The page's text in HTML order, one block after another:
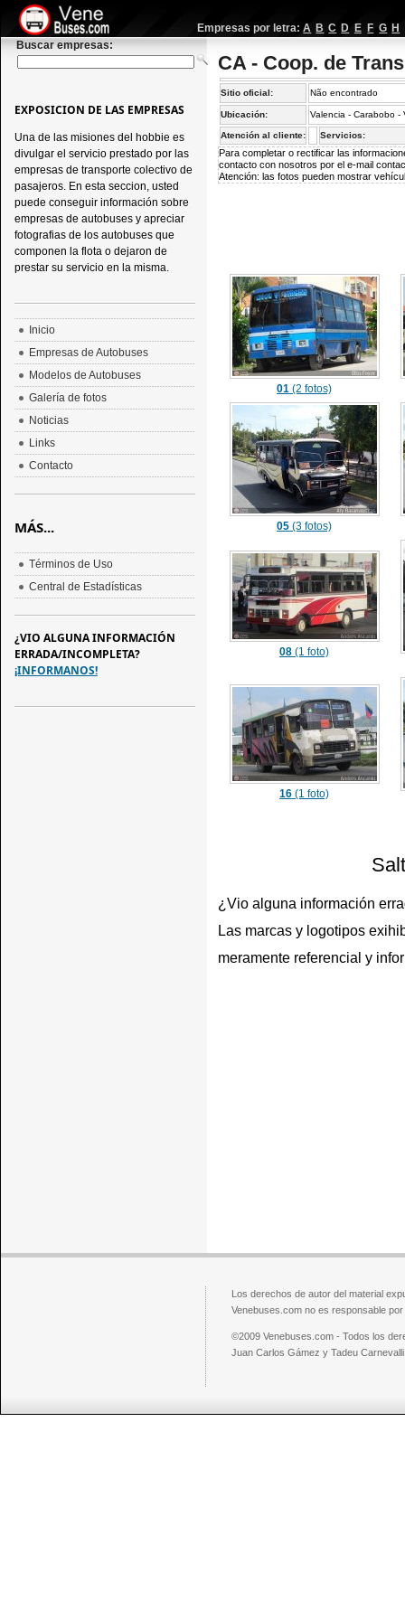
Empresas por letra: A B C D E F G H
Buscar empresas:
CA - Coop. de
Sitio oficial: Não encontrado
Ubicación: Valencia - Carabobo -
Atención al cliente: Servicios:
Para completar o rectificar las
contacto con nosotros por el e-mail
Atención: las fotos pueden mostrar
01 (2 fotos)
05 (3 fotos)
08 (1 foto)
16 (1 foto)
¿Vio alguna información
Las marcas y logotipos
meramente referencial y
EXPOSICION DE LAS EMPRESAS
Una de las misiones del hobbie es
divulgar el servicio prestado por las
empresas de transporte colectivo de
pasajeros. En esta seccion, usted
puede conseguir información sobre
empresas de autobuses y apreciar
fotografias de los autobuses que
componen la flota o dejaron de
prestar su servicio en la misma.
Inicio
Empresas de Autobuses
Modelos de Autobuses
Galería de fotos
Noticias
Links
Contacto
MÁS...
Términos de Uso
Central de Estadísticas
¿VIO ALGUNA INFORMACIÓN
ERRADA/INCOMPLETA?
¡INFORMANOS!
Los derechos de autor del material
Venebuses.com no es responsable
©2009 Venebuses.com - Todos los
Juan Carlos Gámez y Tadeu Carnevalli